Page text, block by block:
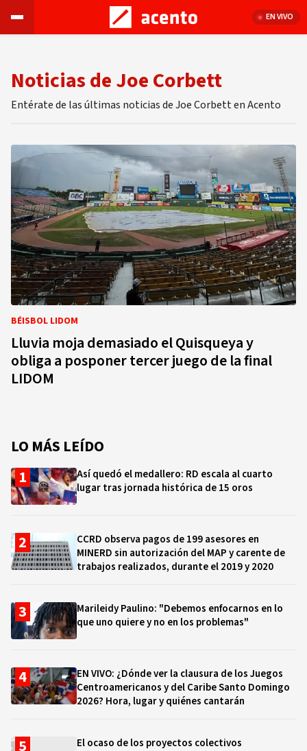
EN VIVO
Noticias de Joe Corbett
Entérate de las últimas noticias de Joe Corbett en Acento
BÉISBOL LIDOM
Lluvia moja demasiado el Quisqueya y
obliga a posponer tercer juego de la final
LIDOM
LO MÁS LEÍDO
Así quedó el medallero: RD escala al cuarto
lugar tras jornada histórica de 15 oros
CCRD observa pagos de 199 asesores en
MINERD sin autorización del MAP y carente de
trabajos realizados, durante el 2019 y 2020
Marileidy Paulino: "Debemos enfocarnos en lo
que uno quiere y no en los problemas"
EN VIVO: ¿Dónde ver la clausura de los Juegos
Centroamericanos y del Caribe Santo Domingo
2026? Hora, lugar y quiénes cantarán
El ocaso de los proyectos colectivos